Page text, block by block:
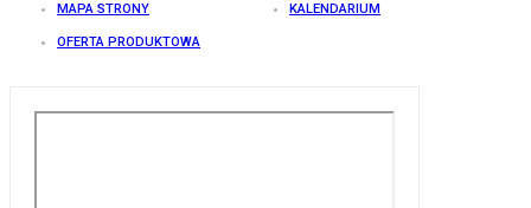
MAPA STRONY KALENDARIUM
OFERTA PRODUKTOWA